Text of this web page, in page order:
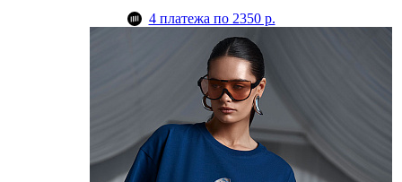
4 платежа по 2350 р.